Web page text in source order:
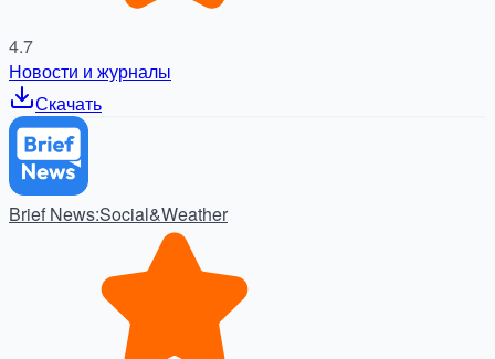
4.7
Новости и журналы
Скачать
Brief News:Social&Weather